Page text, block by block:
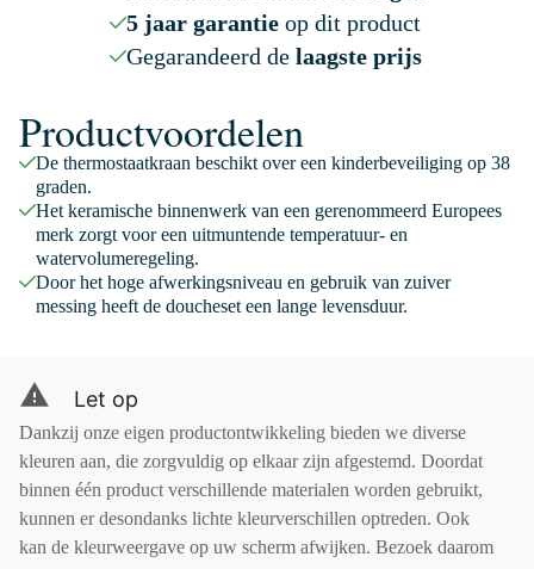
5 jaar garantieop dit product
Gegarandeerd de laagste prijs
Productvoordelen
De thermostaatkraan beschikt over een kinderbeveiliging op 38
graden.
Het keramische binnenwerk van een gerenommeerd Europees
merk zorgt voor een uitmuntende temperatuur- en
watervolumeregeling.
Door het hoge afwerkingsniveau en gebruik van zuiver
messing heeft de doucheset een lange levensduur.
Let op
Dankzij onze eigen productontwikkeling bieden we diverse
kleuren aan, die zorgvuldig op elkaar zijn afgestemd. Doordat
binnen één product verschillende materialen worden gebruikt,
kunnen er desondanks lichte kleurverschillen optreden. Ook
kan de kleurweergave op uw scherm afwijken. Bezoek daarom